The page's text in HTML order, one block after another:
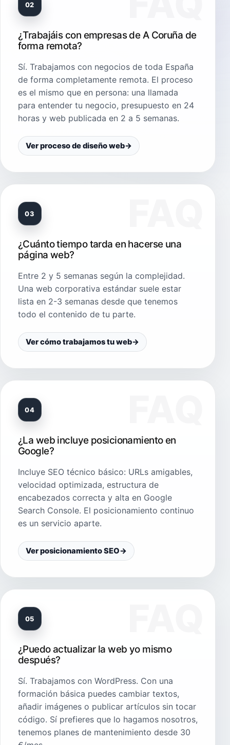
02
¿Trabajáis con empresas de A Coruña de
forma remota?
Sí. Trabajamos con negocios de toda España
de forma completamente remota. El proceso
es el mismo que en persona: una llamada
para entender tu negocio, presupuesto en 24
horas y web publicada en 2 a 5 semanas.
Ver proceso de diseño web→
03
¿Cuánto tiempo tarda en hacerse una
página web?
Entre 2 y 5 semanas según la complejidad.
Una web corporativa estándar suele estar
lista en 2-3 semanas desde que tenemos
todo el contenido de tu parte.
Ver cómo trabajamos tu web→
04
¿La web incluye posicionamiento en
Google?
Incluye SEO técnico básico: URLs amigables,
velocidad optimizada, estructura de
encabezados correcta y alta en Google
Search Console. El posicionamiento continuo
es un servicio aparte.
Ver posicionamiento SEO→
05
¿Puedo actualizar la web yo mismo
después?
Sí. Trabajamos con WordPress. Con una
formación básica puedes cambiar textos,
añadir imágenes o publicar artículos sin tocar
código. Sí prefieres que lo hagamos nosotros,
tenemos planes de mantenimiento desde 30